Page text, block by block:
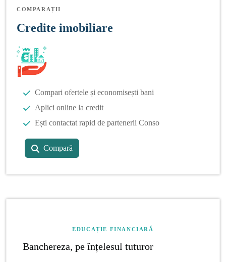
COMPARAȚII
Credite imobiliare
Compari ofertele și economisești bani
Aplici online la credit
Ești contactat rapid de partenerii Conso
Compară
EDUCAȚIE FINANCIARĂ
Banchereza, pe înțelesul tuturor